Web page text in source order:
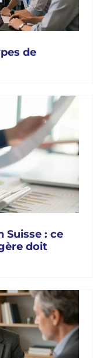
de
Suisse : ce
doit